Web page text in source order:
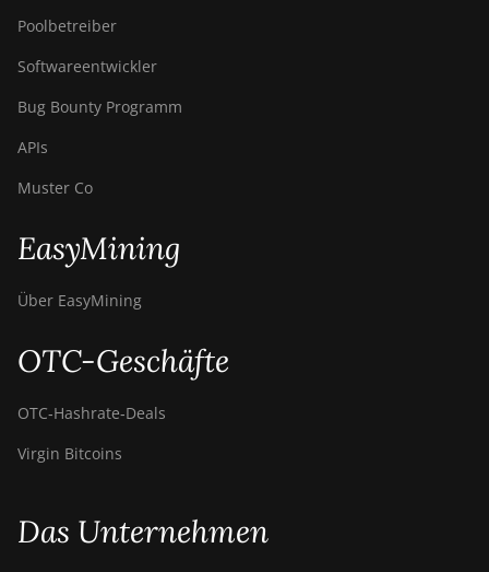
Poolbetreiber
Softwareentwickler
Bug Bounty Programm
APIs
Muster Co
EasyMining
Über EasyMining
OTC-Geschäfte
OTC‑Hashrate‑Deals
Virgin Bitcoins
Das Unternehmen